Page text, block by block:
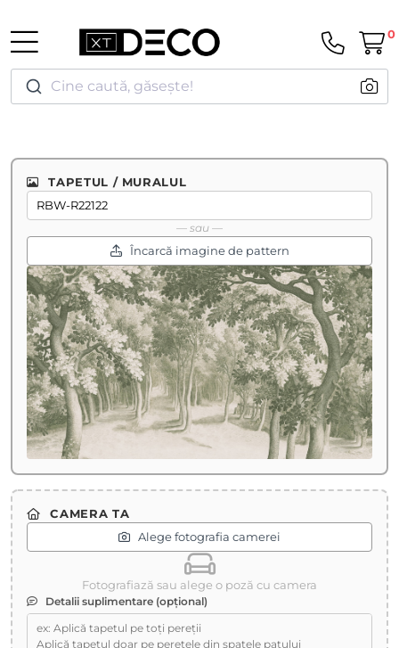
Cine caută, găsește!
0
TAPETUL / MURALUL
— sau —
Încarcă imagine de pattern
CAMERA TA
Alege fotografia camerei
Fotografiază sau alege o poză cu camera
Detalii suplimentare (opțional)